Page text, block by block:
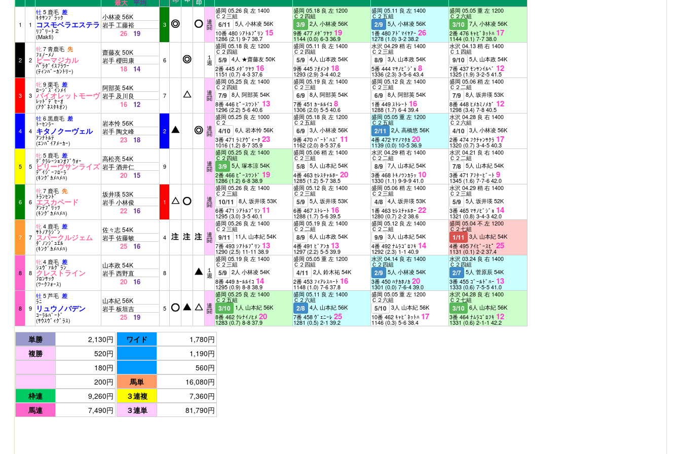
最大 平均 印
1 1
牡5 鹿毛差
ｷﾀｻﾝﾌﾞﾗｯｸ
コスモベラエステラ
ﾘﾌﾟﾘｰﾄ２
(Makfi)
小林凌 56K
岩手 工藤裕
26 19
3 連
闘
盛岡 05.26 良 左 1400
Ｃ２三組
6/11
5人 小林凌 56K
10番 480 ｼｱﾄﾙﾌﾟﾘﾝ 15
1286(2.1) 9-738.7
盛岡 05.18 良 左 1200
Ｃ２四組
3/9 2人 小林凌 56K
9番 477 ﾒﾀﾞﾂﾔﾂ 19
1144(0.0)6-336.9
盛岡 05.11 良 左 1400
Ｃ２五組
2/9 5人 小林凌 56K
1番 480 ｱﾄﾞﾏｲﾔｱｰ26
1278(1.0) 3-238.2
盛岡 05.05 重 左 1200
Ｃ２六組
3/10 7人 小林凌 56K
2番 476 ｷｬﾋﾞﾈｯﾄﾊ 17
1144(0.1)7-738.0
2 2
牝7 青鹿毛先
ﾌｪﾉｰﾒﾉ
ビーマジカル
ﾊﾟﾗﾀﾞｲｽﾌﾗﾜｰ
(ﾃｨﾝﾊﾞｰｶﾝﾄﾘｰ)
齋藤友 50K
岩手 櫻田康
18 14
6 １
週
盛岡 05.18 良 左 1200
Ｃ２四組
5/9 4人 ★齋藤友 50K
2番 445 ﾒﾀﾞﾂﾔﾂ 16
1151(0.7)4-337.6
盛岡 05.11 良 左 1400
Ｃ２四組
5/9 4人 山本政 54K
9番 445 ﾌｵﾒﾝﾀ 18
1293(2.9)3-440.2
水沢 04.29 稍 右 1400
Ｃ２三組
8/9 3人 山本政 54K
5番 444 ﾏｻﾉﾋﾞｼﾞｮ8
1336(2.3) 3-5-643.4
水沢 04.13 稍 右 1400
Ｃ１四組
9/10 5人 山本政 54K
7番 437 ﾓﾝｻﾝｲﾙﾍﾞ 12
1325(1.9) 3-2-541.5
3 3
牝9 栗毛差
ﾛｰｼﾞｽﾞｲﾝﾒｲ
バイオレットモーヴ
ﾚｯﾄﾞﾃﾞｾｰｵ
(ｱｸﾞﾈｽﾀｷｵﾝ)
阿部英 54K
岩手 及川良
16 12
7 連
闘
盛岡 05.25 良 左 1400
Ｃ２四組
7/9 8人 阿部英 54K
8番 446 ﾋﾟｰｽﾜﾝﾄﾞ 13
1296(2.2) 5-640.6
盛岡 05.19 良 左 1400
Ｃ２三組
6/9 8人 阿部英 54K
7番 451 ｶｰﾙﾙｲｺ8
1306(2.0) 5-540.6
盛岡 05.12 良 左 1400
Ｃ２三組
6/9 8人 阿部英 54K
1番 449 ｽﾄﾚｰﾄ 16
1288(1.7) 6-439.4
盛岡 05.06 稍 左 1400
Ｃ２二組
7/9 8人 坂井瑛 53K
8番 448 ﾋﾒｶﾐﾉﾒｶﾞ 12
1298(3.4) 7-840.5
4 4
牡6 黒鹿毛差
ﾄｰｾﾝﾗｰ
キタノクーヴェル
ｱﾝﾅﾄﾙﾃ
(ｴﾝﾊﾟｲｱﾒｰｶｰ)
岩本怜 56K
岩手 陶文峰
23 18
2 連
闘
盛岡 05.25 良 左 1000
Ｃ２
4/10 6人 岩本怜 56K
3番 471 ﾗﾐｱｳﾞｨｰﾀ23
1016(1.2) 8-735.9
盛岡 05.18 良 左 1200
Ｃ２五組
6/9 3人 小林凌 56K
9番 470 ﾊﾞｰﾄﾞﾊｽﾞ 11
1162(2.0) 8-537.6
盛岡 05.05 重 左 1200
Ｃ２五組
2/11
2人 高橋悠 56K
4番 472 ﾔﾏﾉﾏﾀｶ20
1139(0.0) 10-536.9
水沢 04.28 良 右 1400
Ｃ２六組
4/10 3人 小林凌 56K
2番 474 ﾌｸﾁｬﾝｻｸﾗ 17
1320(0.7) 3-4-540.3
5 5
牝5 鹿毛差
ﾃﾞｸﾗﾚｰｼｮﾝｵﾌﾞｳｫｰ
ビリーヴサンライズ
ﾃﾞｲｼﾞｰﾌﾛｰﾗ
(ｷﾝｸﾞｶﾒﾊﾒﾊ)
高松亮 54K
岩手 酒井仁
20 15
9 連
闘
盛岡 05.25 良 左 1400
Ｃ２四組
3/9 5人 塚本涼 54K
2番 466 ﾋﾟｰｽﾜﾝﾄﾞ 19
1286(1.2) 6-838.9
盛岡 05.06 稍 左 1400
Ｃ２三組
5/8 5人 山本紀 54K
4番 463 ｾﾚｽﾁｬﾙﾎｰ20
1285(1.2) 5-738.5
水沢 04.29 稍 右 1400
Ｃ２二組
8/9 7人 山本紀 54K
3番 468 ﾄｷﾉﾜﾝｶﾗｯ 10
1330(1.1)9-9-941.0
水沢 04.21 良 右 1400
Ｃ２二組
7/8 5人 山本紀 54K
3番 471 ｱﾌﾀｰﾋﾞｰﾄ9
1345(1.6) 7-7-642.0
6 6
牝7 鹿毛先
ﾄﾗﾝｾﾝﾄﾞ
エスカペード
ｱﾝﾃﾌﾟﾘｯﾂ
(ｷﾝｸﾞｶﾒﾊﾒﾊ)
坂井瑛 53K
岩手 小林俊
22 16
1 連
闘
盛岡 05.26 良 左 1400
Ｃ２三組
10/11
8人 坂井瑛 53K
6番 471 ｼｱﾄﾙﾌﾟﾘﾝ 11
1295(3.0) 3-540.1
盛岡 05.12 良 左 1400
Ｃ２三組
5/9 5人 坂井瑛 53K
6番 467 ｽﾄﾚｰﾄ 16
1288(1.7) 5-639.5
盛岡 05.06 稍 左 1400
Ｃ２三組
4/8 4人 坂井瑛 53K
1番 463 ｾﾚｽﾁｬﾙﾎｰ22
1280(0.7) 2-238.6
水沢 04.29 稍 右 1400
Ｃ２三組
5/9 5人 坂井瑛 52K
3番 465 ﾏｻﾉﾋﾞｼﾞｮ 14
1321(0.8) 3-4-342.0
7 7
牝4 鹿毛差
ｻﾄﾉｱﾗｼﾞﾝ
スパークルジェム
ﾀﾞﾉﾝｼﾞｭｴﾙ
(ｷﾝｸﾞｶﾒﾊﾒﾊ)
佐々志 54K
岩手 佐藤敏
25 16
4 連
闘
盛岡 05.26 良 左 1400
Ｃ２三組
9/11
11人 山本紀 54K
7番 493 ｼｱﾄﾙﾌﾟﾘﾝ 13
1290(2.5) 11-11 38.9
盛岡 05.19 良 左 1400
Ｃ２二組
8/9 6人 山本政 54K
4番 491 ﾋﾞｱﾝｶ 13
1297(2.2) 5-539.9
盛岡 05.12 良 左 1400
Ｃ２二組
9/9 3人 山本紀 54K
4番 492 ﾅﾑﾗｺﾞﾛﾌｷ 14
1292(2.3) 1-1 40.9
盛岡 05.04 不 左 1200
Ｃ２七組
1/11
3人 山本紀 54K
4番 495 ｱｲﾋﾞｰｽﾋﾟ25
1131(0.1) 2-237.4
8 8
牝4 鹿毛差
ｼｭｳﾞｧﾙｸﾞﾗﾝ
クレストライン
ﾌﾛﾝｻｯｸ
(ﾜｰｸﾌｫｰｽ)
山本政 54K
岩手 西野直
20 16
8 １
週
盛岡 05.19 良 左 1400
Ｃ２三組
5/9 2人 小林凌 54K
8番 449 ｶｰﾙﾙｲｺ 14
1295(0.9) 8-838.9
盛岡 05.05 重 左 1200
Ｃ２四組
4/11
2人 鈴木祐 54K
2番 453 ﾌｨｱﾚｽﾊｰﾄ 16
1148(1.0) 7-637.8
水沢 04.14 良 右 1400
Ｃ２四組
2/9 5人 小林凌 54K
3番 450 ﾊﾅｶﾎﾉｶ20
1301(0.0) 7-6-439.0
水沢 03.24 良 右 1400
Ｃ２四組
2/7 5人 菅原辰 54K
3番 455 ｺﾞｰﾙﾄﾞﾊｰ 13
1333(0.6) 7-5-541.0
8 9
牡5 芦毛差
ﾗﾆ
リュウノバデン
ｺｰﾗﾙﾊﾞｰﾄﾞ
(ｻｳｽｳﾞｨｸﾞﾗｽ)
山本紀 56K
岩手 板垣吉
25 19
5 連
闘
盛岡 05.25 良 左 1400
Ｃ２五組
3/10
1人 山本紀 56K
8番 462 ｸﾚﾅｲﾉﾋﾒ20
1283(0.7) 8-837.9
盛岡 05.11 良 左 1400
Ｃ２六組
2/8 4人 山本紀 56K
7番 458 ｳﾞｪﾆｰﾚ25
1281(0.5) 2-1 39.2
盛岡 05.05 重 左 1200
Ｃ２六組
5/10 3人 山本紀 56K
10番 462 ｷｬﾋﾞﾈｯﾄﾊ 17
1146(0.3)5-638.4
水沢 04.28 良 右 1400
Ｃ２七組
3/10 6人 山本紀 56K
3番 464 ﾅﾑﾗｺﾞﾛﾌｷ 12
1331(0.6) 2-1-1 42.2
単勝
2,130円
複勝
520円
180円
200円
枠連
9,260円
馬連
7,490円
ワイド
1,780円
1,190円
560円
馬単
16,080円
３連複
7,360円
３連単
81,790円